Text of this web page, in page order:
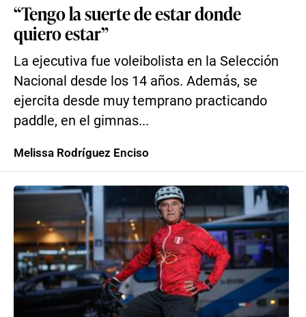
“Tengo la suerte de estar donde
quiero estar”
La ejecutiva fue voleibolista en la Selección
Nacional desde los 14 años. Además, se
ejercita desde muy temprano practicando
paddle, en el gimnas...
Melissa Rodríguez Enciso